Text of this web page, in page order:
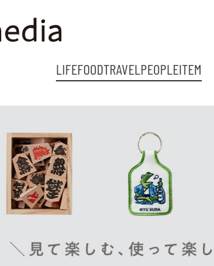
LIFEFOODTRAVELPEOPLEITEM